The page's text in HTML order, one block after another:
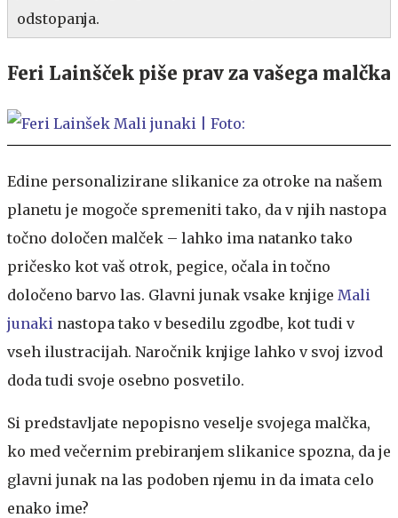
odstopanja.
Feri Lainšček piše prav za vašega malčka
Edine personalizirane slikanice za otroke na našem
planetu je mogoče spremeniti tako, da v njih nastopa
točno določen malček – lahko ima natanko tako
pričesko kot vaš otrok, pegice, očala in točno
določeno barvo las. Glavni junak vsake knjige Mali
junaki nastopa tako v besedilu zgodbe, kot tudi v
vseh ilustracijah. Naročnik knjige lahko v svoj izvod
doda tudi svoje osebno posvetilo.
Si predstavljate nepopisno veselje svojega malčka,
ko med večernim prebiranjem slikanice spozna, da je
glavni junak na las podoben njemu in da imata celo
enako ime?